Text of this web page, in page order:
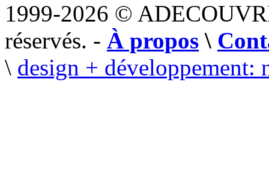
1999-2026 ©
réservés. - À propos \
\ design + développement: